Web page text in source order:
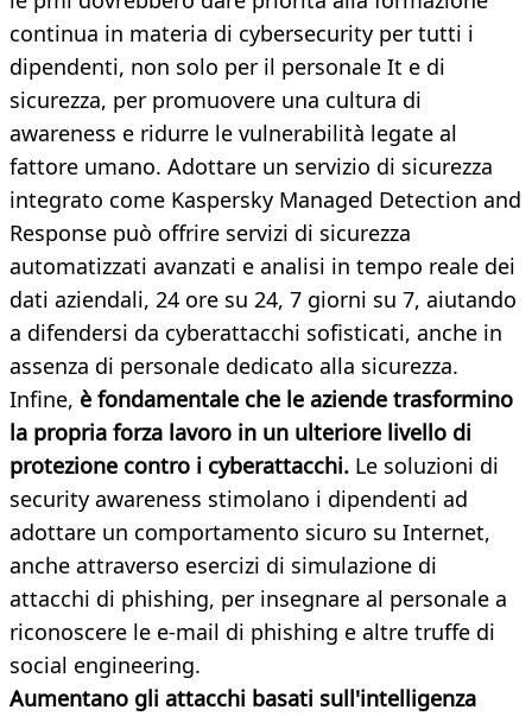
continua in materia di cybersecurity per tutti i
dipendenti, non solo per il personale It e di
sicurezza, per promuovere una cultura di
awareness e ridurre le vulnerabilità legate al
fattore umano. Adottare un servizio di sicurezza
integrato come Kaspersky Managed Detection and
Response può offrire servizi di sicurezza
automatizzati avanzati e analisi in tempo reale dei
dati aziendali, 24 ore su 24, 7 giorni su 7, aiutando
a difendersi da cyberattacchi sofisticati, anche in
assenza di personale dedicato alla sicurezza.
Infine, è fondamentale che le aziende trasformino
la propria forza lavoro in un ulteriore livello di
protezione contro i cyberattacchi. Le soluzioni di
security awareness stimolano i dipendenti ad
adottare un comportamento sicuro su Internet,
anche attraverso esercizi di simulazione di
attacchi di phishing, per insegnare al personale a
riconoscere le e-mail di phishing e altre truffe di
social engineering.
Aumentano gli attacchi basati sull'intelligenza